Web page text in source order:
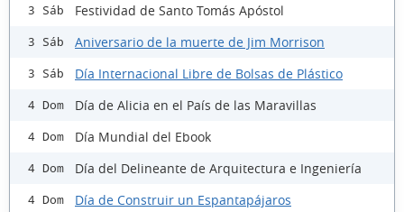
3 Sáb Festividad de Santo Tomás Apóstol
3 Sáb Aniversario de la muerte de Jim Morrison
3 Sáb Día Internacional Libre de Bolsas de Plástico
4 Dom Día de Alicia en el País de las Maravillas
4 Dom Día Mundial del Ebook
4 Dom Día del Delineante de Arquitectura e Ingeniería
4 Dom Día de Construir un Espantapájaros